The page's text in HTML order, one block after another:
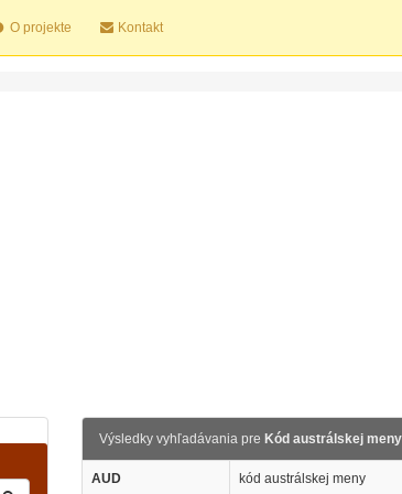
O projekte Kontakt
Výsledky vyhľadávania pre Kód austrálskej meny
AUD kód austrálskej meny